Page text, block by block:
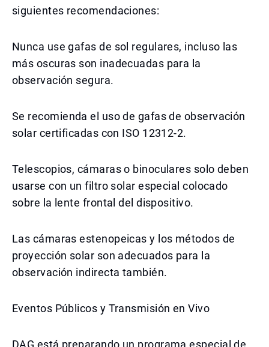
siguientes recomendaciones:
Nunca use gafas de sol regulares, incluso las
más oscuras son inadecuadas para la
observación segura.
Se recomienda el uso de gafas de observación
solar certificadas con ISO 12312-2.
Telescopios, cámaras o binoculares solo deben
usarse con un filtro solar especial colocado
sobre la lente frontal del dispositivo.
Las cámaras estenopeicas y los métodos de
proyección solar son adecuados para la
observación indirecta también.
Eventos Públicos y Transmisión en Vivo
DAG está preparando un programa especial de